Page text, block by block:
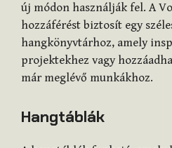
új módon használják fel. A
hozzáférést biztosít egy
hangkönyvtárhoz, amely
projektekhez vagy
már meglévő munkákhoz.
Hangtáblák